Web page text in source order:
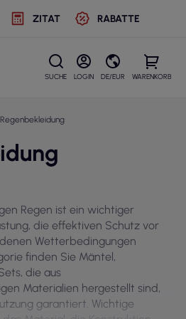
ZITAT RABATTE
SUCHE LOGIN DE/EUR WARENKORB
Regenbekleidung
Regen ist ein wichtiger
die effektiven Schutz vor
Wetterbedingungen
finden Sie Mäntel,
die aus
Materialien hergestellt sind,
garantiert. Wichtige